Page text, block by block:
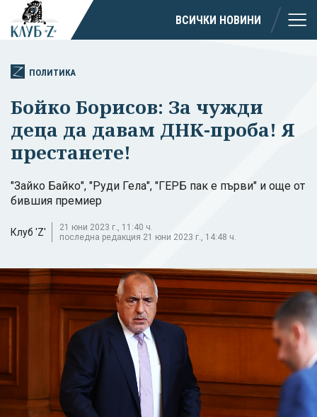
ВСИЧКИ НОВИНИ
ПОЛИТИКА
Бойко Борисов: За чужди
деца да давам ДНК-проба! Я
престанете!
"Зайко Байко", "Руди Гела", "ГЕРБ пак е първи" и още от
бившия премиер
Клуб 'Z'
21 юни 2023 г., 11:40 ч.
последна редакция 21 юни 2023 г., 14:48 ч.